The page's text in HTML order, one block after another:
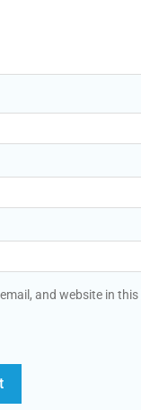
and website in